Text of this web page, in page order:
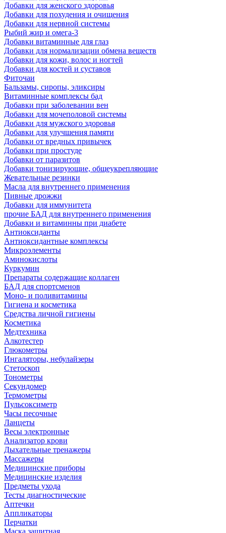
Добавки для женского здоровья
Добавки для похудения и очищения
Добавки для нервной системы
Рыбий жир и омега-3
Добавки витаминные для глаз
Добавки для нормализации обмена веществ
Добавки для кожи, волос и ногтей
Добавки для костей и суставов
Фиточаи
Бальзамы, сиропы, эликсиры
Витаминные комплексы бад
Добавки при заболевании вен
Добавки для мочеполовой системы
Добавки для мужского здоровья
Добавки для улучшения памяти
Добавки от вредных привычек
Добавки при простуде
Добавки от паразитов
Добавки тонизирующие, общеукрепляющие
Жевательные резинки
Масла для внутреннего применения
Пивные дрожжи
Добавки для иммунитета
прочие БАД для внутреннего применения
Добавки и витаминны при диабете
Антиоксиданты
Антиоксидантные комплексы
Микроэлементы
Аминокислоты
Куркумин
Препараты содержащие коллаген
БАД для спортсменов
Моно- и поливитамины
Гигиена и косметика
Средства личной гигиены
Косметика
Медтехника
Алкотестер
Глюкометры
Ингаляторы, небулайзеры
Стетоскоп
Тонометры
Секундомер
Термометры
Пульсоксиметр
Часы песочные
Ланцеты
Весы электронные
Анализатор крови
Дыхательные тренажеры
Массажеры
Медицинские приборы
Медицинские изделия
Предметы ухода
Тесты диагностические
Аптечки
Аппликаторы
Перчатки
Маска защитная